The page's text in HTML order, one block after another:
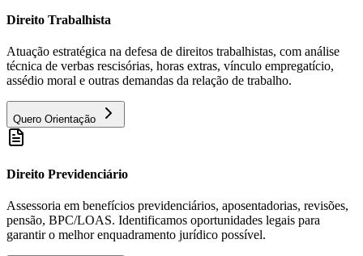
Direito Trabalhista
Atuação estratégica na defesa de direitos trabalhistas, com análise
técnica de verbas rescisórias, horas extras, vínculo empregatício,
assédio moral e outras demandas da relação de trabalho.
Quero Orientação
Direito Previdenciário
Assessoria em benefícios previdenciários, aposentadorias, revisões,
pensão, BPC/LOAS. Identificamos oportunidades legais para
garantir o melhor enquadramento jurídico possível.